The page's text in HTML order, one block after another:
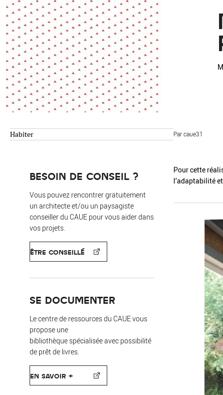
Environnement
Habiter
Jeunes
Patrimoine
Paysage
Société
Transition écologique
Urbanisme
Expérience
Revue
AUTRES CRITÈRES
Habiter
BESOIN DE CONSEIL ?
Vous pouvez rencontrer gratuitement
un architecte et/ou un paysagiste
conseiller du CAUE pour vous aider dans
vos projets.
ÊTRE CONSEILLÉ
SE DOCUMENTER
Le centre de ressources du CAUE vous
propose une
bibliothèque spécialisée avec possibilité
de prêt de livres.
EN SAVOIR +
Par caue31
Pour cette
l’adaptabilité